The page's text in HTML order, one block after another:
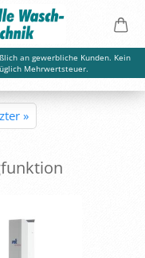
an gewerbliche Kunden. Kein
Mehrwertsteuer.
»